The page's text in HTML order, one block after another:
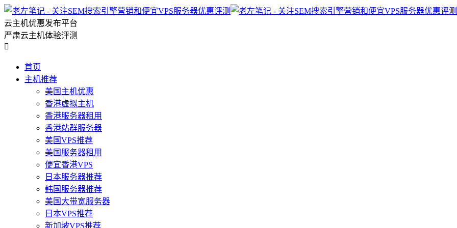
云主机优惠发布平台
严肃云主机体验评测

首页
主机推荐
美国主机优惠
香港虚拟主机
香港服务器租用
香港站群服务器
美国VPS推荐
美国服务器租用
便宜香港VPS
日本服务器推荐
韩国服务器推荐
美国大带宽服务器
日本VPS推荐
新加坡VPS推荐